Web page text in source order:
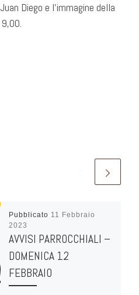
Diego e l’immagine della
Pubblicato 11 Febbraio
2023
AVVISI PARROCCHIALI –
DOMENICA 12
FEBBRAIO